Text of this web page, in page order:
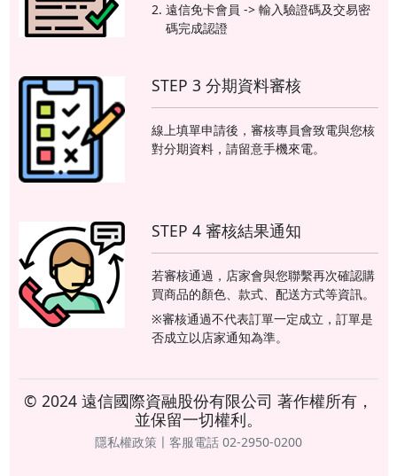
遠信免卡會員 -> 輸入驗證碼及交易密
碼完成認證
STEP 3 分期資料審核
線上填單申請後，審核專員會致電與您核
對分期資料，請留意手機來電。
STEP 4 審核結果通知
若審核通過，店家會與您聯繫再次確認購
買商品的顏色、款式、配送方式等資訊。
※審核通過不代表訂單一定成立，訂單是
否成立以店家通知為準。
© 2024 遠信國際資融股份有限公司 著作權所有，
並保留一切權利。
隱私權政策〡客服電話 02-2950-0200